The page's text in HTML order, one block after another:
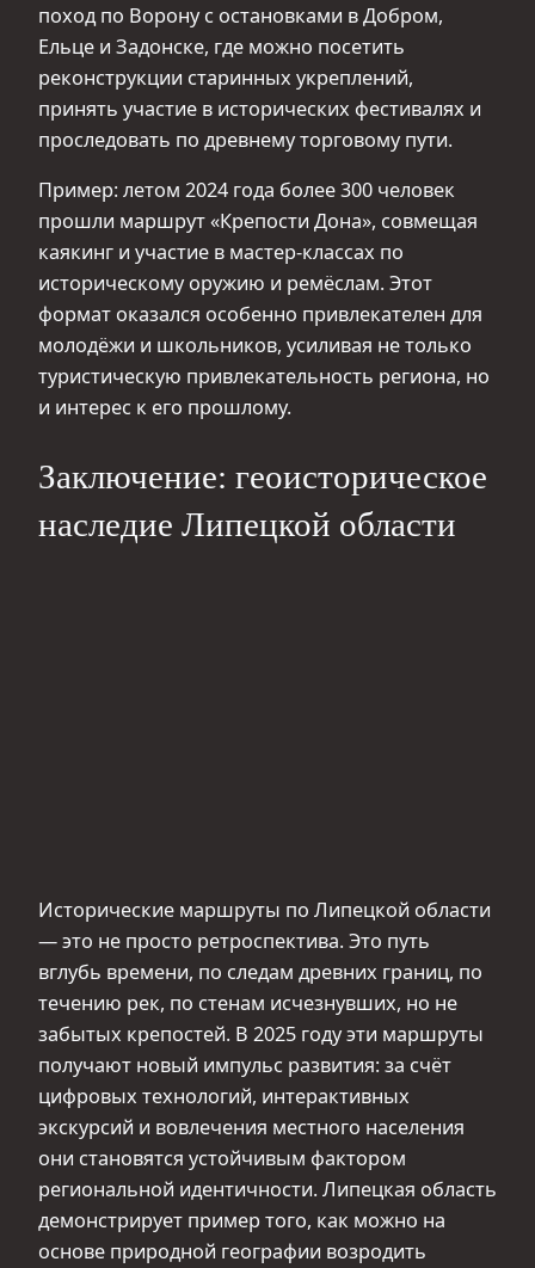
поход по Ворону с остановками в Добром,
Ельце и Задонске, где можно посетить
реконструкции старинных укреплений,
принять участие в исторических фестивалях и
проследовать по древнему торговому пути.
Пример: летом 2024 года более 300 человек
прошли маршрут «Крепости Дона», совмещая
каякинг и участие в мастер-классах по
историческому оружию и ремёслам. Этот
формат оказался особенно привлекателен для
молодёжи и школьников, усиливая не только
туристическую привлекательность региона, но
и интерес к его прошлому.
Заключение: геоисторическое
наследие Липецкой области
Исторические маршруты по Липецкой области
— это не просто ретроспектива. Это путь
вглубь времени, по следам древних границ, по
течению рек, по стенам исчезнувших, но не
забытых крепостей. В 2025 году эти маршруты
получают новый импульс развития: за счёт
цифровых технологий, интерактивных
экскурсий и вовлечения местного населения
они становятся устойчивым фактором
региональной идентичности. Липецкая область
демонстрирует пример того, как можно на
основе природной географии возродить